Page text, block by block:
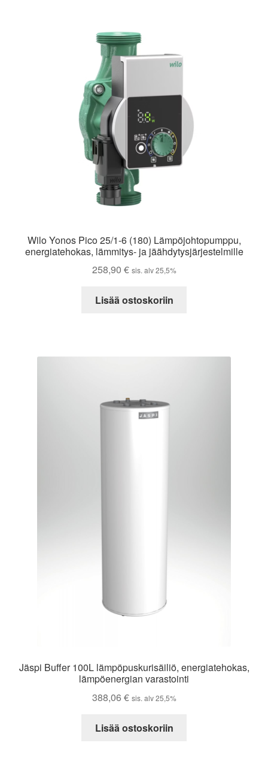
Wilo Yonos Pico 25/1-6 (180) Lämpöjohtopumppu,
energiatehokas, lämmitys- ja jäähdytysjärjestelmille
258,90 € sis. alv 25,5%
Lisää ostoskoriin
Jäspi Buffer 100L lämpöpuskurisäiliö, energiatehokas,
lämpöenergian varastointi
388,06 € sis. alv 25,5%
Lisää ostoskoriin